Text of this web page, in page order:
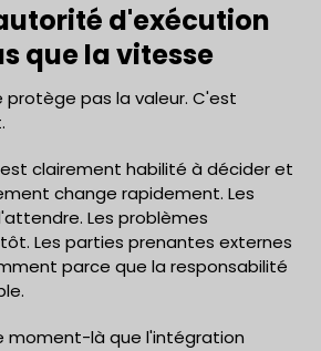
d'exécution
que la vitesse
protège pas la valeur. C'est
clairement habilité à décider et
change rapidement. Les
Les problèmes
Les parties prenantes externes
parce que la responsabilité
moment-là que l'intégration